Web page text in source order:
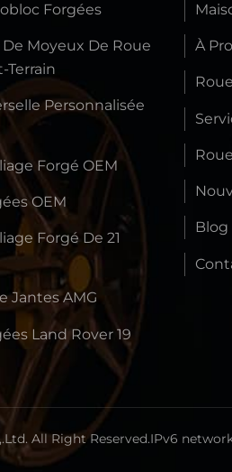
Forgées
Moyeux De Roue
Terrain
Personnalisée
Forgé OEM
OEM
Forgé De 21
Jantes AMG
Land Rover 19
À
Blog
All Right Reserved.IPv6